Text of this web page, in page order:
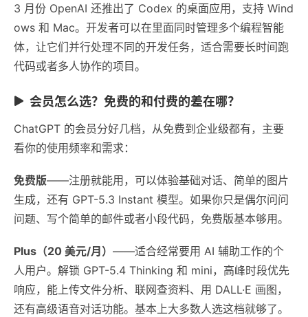
3 月份 OpenAI 还推出了 Codex 的桌面应用，支持 Wind
ows 和 Mac。开发者可以在里面同时管理多个编程智能
体，让它们并行处理不同的开发任务，适合需要长时间跑
代码或者多人协作的项目。
会员怎么选？免费的和付费的差在哪？
ChatGPT 的会员分好几档，从免费到企业级都有，主要
看你的使用频率和需求：
免费版——注册就能用，可以体验基础对话、简单的图片
生成，还有 GPT-5.3 Instant 模型。如果你只是偶尔问问
问题、写个简单的邮件或者小段代码，免费版基本够用。
Plus（20 美元/月） ——适合经常要用 AI 辅助工作的个
人用户。解锁 GPT-5.4 Thinking 和 mini，高峰时段优先
响应，能上传文件分析、联网查资料、用 DALL·E 画图，
还有高级语音对话功能。基本上大多数人选这档就够了。